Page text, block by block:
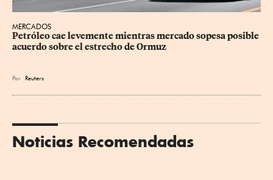
MERCADOS
Petróleo cae levemente mientras mercado sopesa posible
acuerdo sobre el estrecho de Ormuz
Por Reuters
Noticias Recomendadas